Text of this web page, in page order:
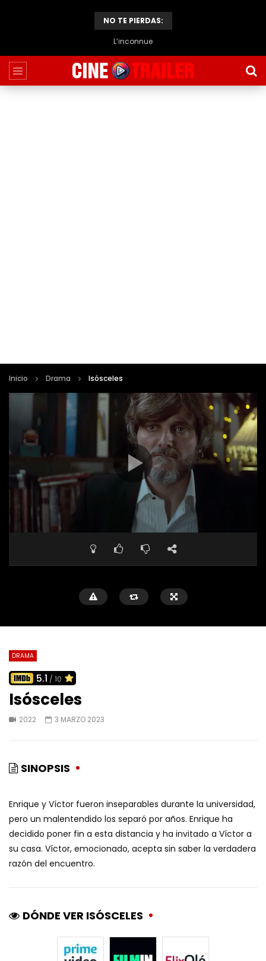
NO TE PIERDAS:
L’inconnue
Inicio Drama Isósceles
DRAMA
5.1 / 10
Isósceles
2022 3 MARZO 2023
SINOPSIS
Enrique y Víctor fueron inseparables durante la universidad,
pero un malentendido los separó por años. Enrique ha
decidido poner fin a esta distancia y ha invitado a Víctor a
su casa. Víctor, emocionado, acepta sin saber la verdadera
razón del encuentro.
DÓNDE VER ISÓSCELES